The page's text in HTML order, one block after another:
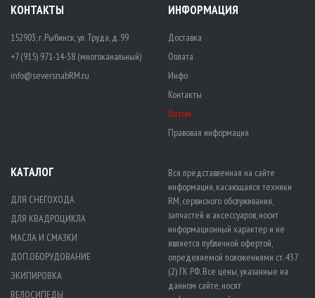
КОНТАКТЫ
152903, г. Рыбинск, ул. Труда, д. 99
+7 (915) 971-14-38 (многоканальный)
info@seversnabRM.ru
ИНФОРМАЦИЯ
Доставка
Оплата
Инфо
Контакты
Оптом
Правовая информация
КАТАЛОГ
ДЛЯ СНЕГОХОДА
ДЛЯ КВАДРОЦИКЛА
МАСЛА И СМАЗКИ
ДОП.ОБОРУДОВАНИЕ
ЭКИПИРОВКА
ВЕЛОСИПЕДЫ
Вся представленная на сайте
информация, касающаяся техники
RM, сервисного обслуживания,
запчастей и аксессуаров, носит
информационный характер и не
является публичной офертой,
определяемой положениями ст. 437
(2) ГК РФ. Все цены, указанные на
данном сайте, носят